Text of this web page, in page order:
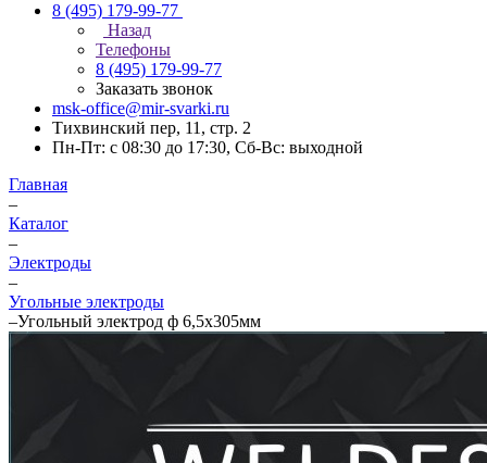
8 (495) 179-99-77
Назад
Телефоны
8 (495) 179-99-77
Заказать звонок
msk-office@mir-svarki.ru
Тихвинский пер, 11, стр. 2
Пн-Пт: с 08:30 до 17:30, Сб-Вс: выходной
Главная
–
Каталог
–
Электроды
–
Угольные электроды
–Угольный электрод ф 6,5х305мм